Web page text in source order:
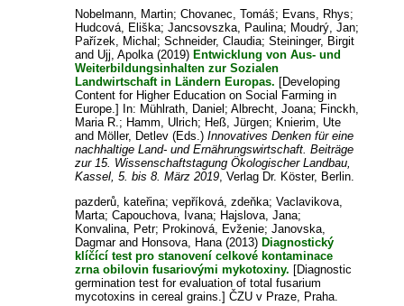
Nobelmann, Martin;Chovanec, Tomáš; Evans, Rhys;
Hudcová, Eliška;Jancsovszka, Paulina; Moudrý, Jan;
Pařízek, Michal ;Schneider, Claudia;Steininger, Birgit
and Ujj, Apolka(2019) Entwicklung von Aus- und
Weiterbildungsinhalten zur Sozialen
Landwirtschaft in Ländern Europas. [Developing
Content for Higher Education on Social Farming in
Europe.] In: Mühlrath, Daniel ;Albrecht, Joana; Finckh,
Maria R.; Hamm, Ulrich; Heß, Jürgen; Knierim, Ute
and Möller, Detlev (Eds.)Innovatives Denken für eine
nachhaltige Land- und Ernährungswirtschaft. Beiträge
zur 15. Wissenschaftstagung Ökologischer Landbau,
Kassel, 5. bis 8. März 2019, Verlag Dr. Köster, Berlin.
pazderů, kateřina;vepříková, zdeňka;Vaclavikova,
Marta;Capouchova, Ivana; Hajslova, Jana;
Konvalina, Petr; Prokinová, Evženie;Janovska,
Dagmarand Honsova, Hana(2013) Diagnostický
klíčící test pro stanovení celkové kontaminace
zrna obilovin fusariovými mykotoxiny. [Diagnostic
germination test for evaluation of total fusarium
mycotoxins in cereal grains.] ČZU v Praze, Praha.